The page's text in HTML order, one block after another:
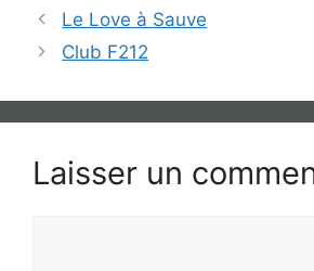
Le Love à Sauve
Club F212
Laisser un